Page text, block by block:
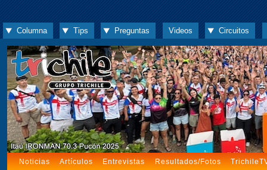
Columna Tips Preguntas Videos Circuitos
Noticias Artículos Entrevistas Resultados/Fotos